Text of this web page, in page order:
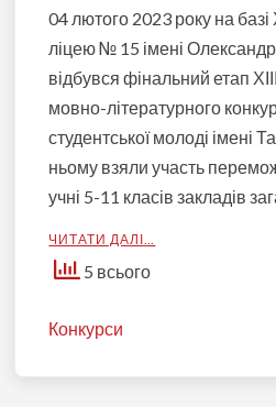
04 лютого 2023 року на
ліцею № 15 імені
відбувся фінальний етап
мовно-літературного
студентської молоді імені
ньому взяли участь
учні 5-11 класів закладів
ЧИТАТИ ДАЛІ…
5 всього
Конкурси